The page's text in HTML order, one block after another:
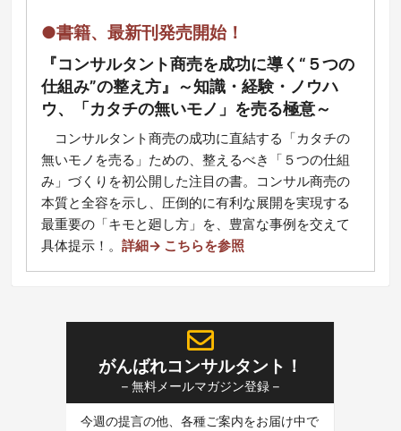
●書籍、最新刊発売開始！
『コンサルタント商売を成功に導く“５つの
仕組み”の整え方』～知識・経験・ノウハ
ウ、「カタチの無いモノ」を売る極意～
コ ンサルタント商売の成功に直結する「カタチの
無いモノを売る」ための、整えるべき「５つの仕組
み」づくりを初公開した注目の書。コンサル商売の
本質と全容を示し、圧倒的に有利な展開を実現する
最重要の「キモと廻し方」を、豊富な事例を交えて
具体提示！ 。詳細→ こちらを参照
がんばれコンサルタント！
– 無料メールマガジン登録 –
今週の提言の他、各種ご案内をお届け中で